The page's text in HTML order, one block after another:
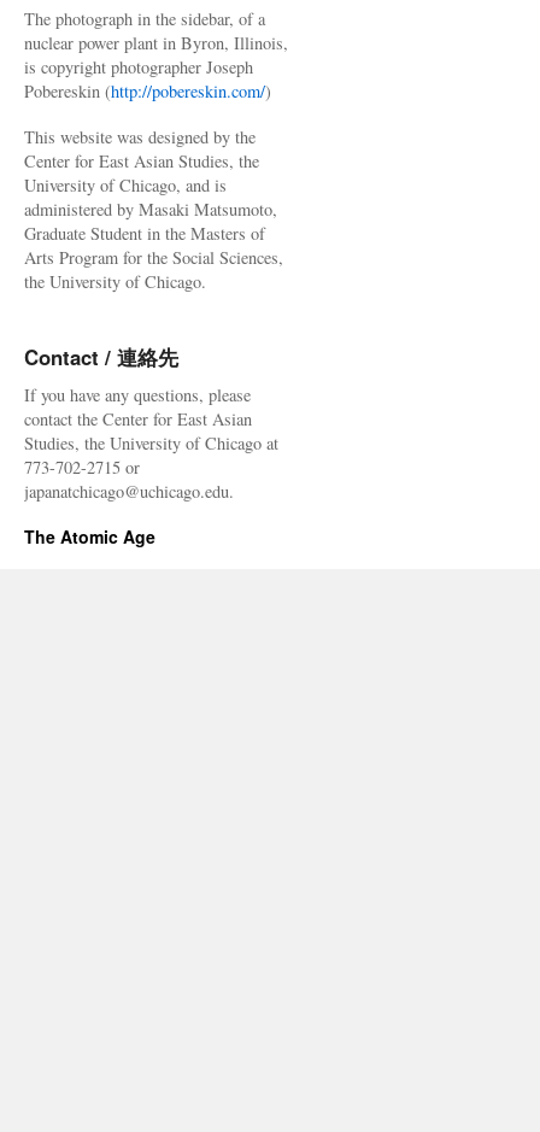
The photograph in the sidebar, of a
nuclear power plant in Byron, Illinois,
is copyright photographer Joseph
Pobereskin (http://pobereskin.com/)
This website was designed by the
Center for East Asian Studies, the
University of Chicago, and is
administered by Masaki Matsumoto,
Graduate Student in the Masters of
Arts Program for the Social Sciences,
the University of Chicago.
Contact / 連絡先
If you have any questions, please
contact the Center for East Asian
Studies, the University of Chicago at
773-702-2715 or
japanatchicago@uchicago.edu.
The Atomic Age